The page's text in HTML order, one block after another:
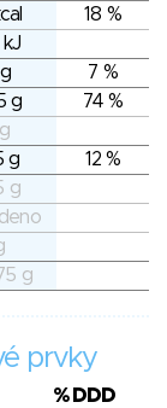
18 %
7 %
g
74 %
g
12 %
g
g
prvky
% DDD